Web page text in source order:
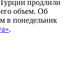
продлили
объем. Об
в понедельник
.